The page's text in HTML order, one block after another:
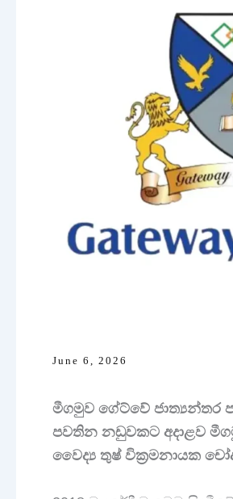
June 6, 2026
මීගමුව ගේට්වේ ජාත්‍යන්තර
පවතින නඩුවකට අදාළව
වෛද්‍ය තුෂ් වික්‍රමනායක